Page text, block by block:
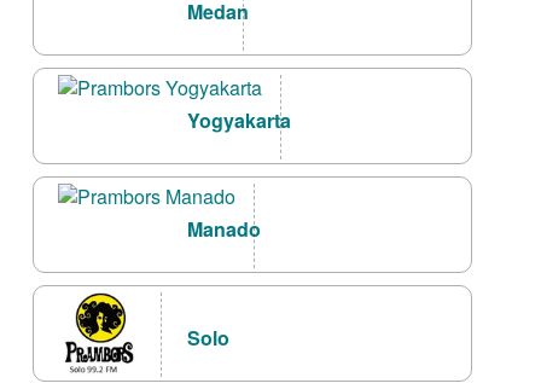
Medan
Yogyakarta
Manado
Solo